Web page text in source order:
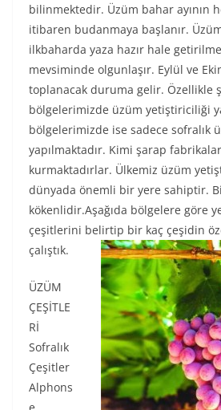
bilinmektedir. Üzüm bahar ayının
itibaren budanmaya başlanır.
ilkbaharda yaza hazır hale
mevsiminde olgunlaşır. Eylül ve
toplanacak duruma gelir. Özellikle
bölgelerimizde üzüm yetiştiriciliği
bölgelerimizde ise sadece sofralık
yapılmaktadır. Kimi şarap
kurmaktadırlar. Ülkemiz üzüm
dünyada önemli bir yere sahiptir.
kökenlidir.Aşağıda bölgelere göre
çeşitlerini belirtip bir kaç çeşidin
çalıştık.
ÜZÜM
ÇEŞİTLE
Rİ
Sofralık
Çeşitler
Alphons